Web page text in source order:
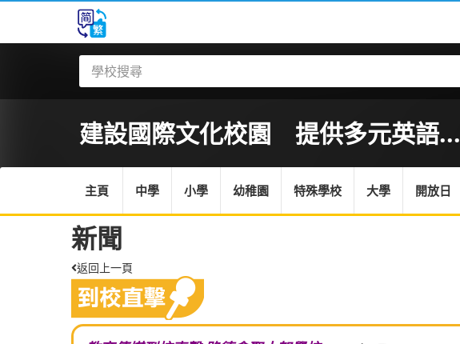
建設國際文化校園 提供多元英語...
主頁 中學 小學 幼稚園 特殊學校 大學 開放日
新聞
返回上一頁